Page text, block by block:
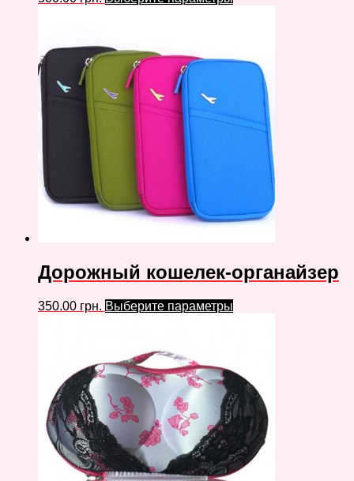
Дорожный кошелек-органайзер
350.00 грн. Выберите параметры